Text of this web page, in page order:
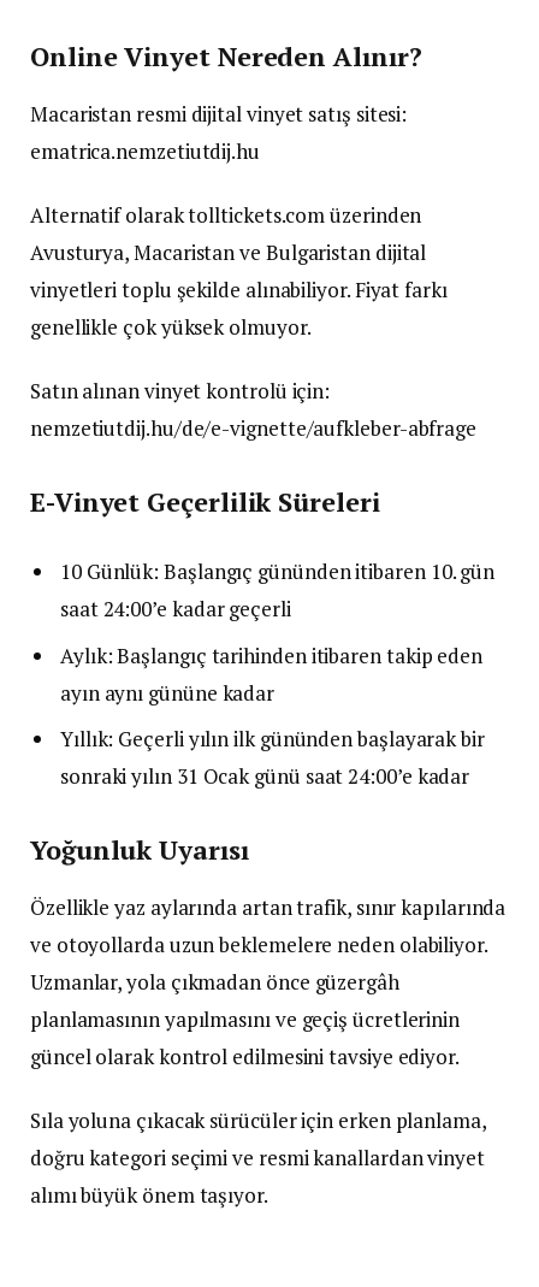
Online Vinyet Nereden Alınır?
Macaristan resmi dijital vinyet satış sitesi:
ematrica.nemzetiutdij.hu
Alternatif olarak tolltickets.com üzerinden
Avusturya, Macaristan ve Bulgaristan dijital
vinyetleri toplu şekilde alınabiliyor. Fiyat farkı
genellikle çok yüksek olmuyor.
Satın alınan vinyet kontrolü için:
nemzetiutdij.hu/de/e-vignette/aufkleber-abfrage
E-Vinyet Geçerlilik Süreleri
10 Günlük: Başlangıç gününden itibaren 10. gün
saat 24:00’e kadar geçerli
Aylık: Başlangıç tarihinden itibaren takip eden
ayın aynı gününe kadar
Yıllık: Geçerli yılın ilk gününden başlayarak bir
sonraki yılın 31 Ocak günü saat 24:00’e kadar
Yoğunluk Uyarısı
Özellikle yaz aylarında artan trafik, sınır kapılarında
ve otoyollarda uzun beklemelere neden olabiliyor.
Uzmanlar, yola çıkmadan önce güzergâh
planlamasının yapılmasını ve geçiş ücretlerinin
güncel olarak kontrol edilmesini tavsiye ediyor.
Sıla yoluna çıkacak sürücüler için erken planlama,
doğru kategori seçimi ve resmi kanallardan vinyet
alımı büyük önem taşıyor.